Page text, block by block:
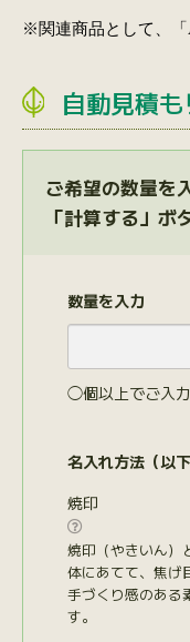
※関連商品として、
自動見積も
ご希望の数量を
「計算する」ボ
数量を入力
◯個以上でご入
名入れ方法（以
焼印

焼印（やきいん）
体にあてて、焦げ
手づくり感のある
す。